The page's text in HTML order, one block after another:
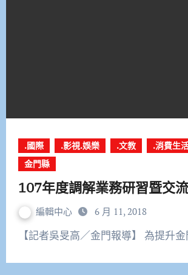
.國際 .影視.娛樂 .文教 .消費生
金門縣
107年度調解業務研習暨交
編輯中心 6 月 11, 2018
【記者吳旻高／金門報導】 為提升